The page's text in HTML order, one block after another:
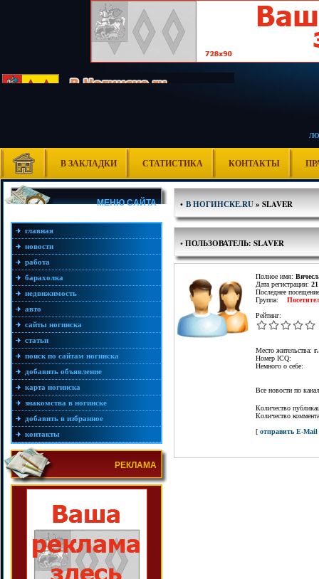
В ЗАКЛАДКИ СТАТИСТИКА КОНТАКТЫ
МЕНЮ САЙТА
главная
новости
работа
барахолка
недвижимость
авто
сайты ногинска
статьи
поиск по сайтам ногинска
добавить объявление
карта ногинска
знакомства в ногинске
добавить в избранное
контакты
РЕКЛАМА
• В НОГИНСКЕ.RU» SLAVER
• ПОЛЬЗОВАТЕЛЬ: SLAVER
Полное имя:
Дата регистрации:
Последнее
Группа:
Рейтинг:
Место жительства:
Номер ICQ:
Немного о себе:
Все новости по
Количество
Количество
[ отправить E-Mail